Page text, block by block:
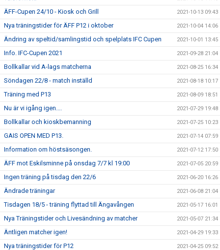
ÄFF-Cupen 24/10 - Kiosk och Grill 2021-10-13 09:43
Nya träningstider för ÄFF P12 i oktober 2021-10-04 14:06
Ändring av speltid/samlingstid och spelplats IFC Cupen 2021-10-01 13:45
Info. IFC-Cupen 2021 2021-09-28 21:04
Bollkallar vid A-lags matcherna 2021-08-25 16:34
Söndagen 22/8 - match inställd 2021-08-18 10:17
Träning med P13 2021-08-09 18:51
Nu är vi igång igen.... 2021-07-29 19:48
Bollkallar och kioskbemanning 2021-07-25 10:23
GAIS OPEN MED P13. 2021-07-14 07:59
Information om höstsäsongen. 2021-07-12 17:50
ÄFF mot Eskilsminne på onsdag 7/7 kl 19:00 2021-07-05 20:59
Ingen träning på tisdag den 22/6 2021-06-20 16:26
Ändrade träningar 2021-06-08 21:04
Tisdagen 18/5 - träning flyttad till Ängavången 2021-05-17 16:01
Nya Träningstider och Livesändning av matcher 2021-05-07 21:34
Äntligen matcher igen! 2021-04-29 19:33
Nya träningstider för P12 2021-04-25 09:52